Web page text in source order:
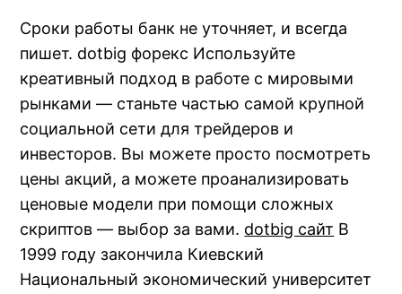
Сроки работы банк не уточняет, и всегда
пишет. dotbig форекс Используйте
креативный подход в работе с мировыми
рынками — станьте частью самой крупной
социальной сети для трейдеров и
инвесторов. Вы можете просто посмотреть
цены акций, а можете проанализировать
ценовые модели при помощи сложных
скриптов — выбор за вами. dotbig сайт В
1999 году закончила Киевский
Национальный экономический университет